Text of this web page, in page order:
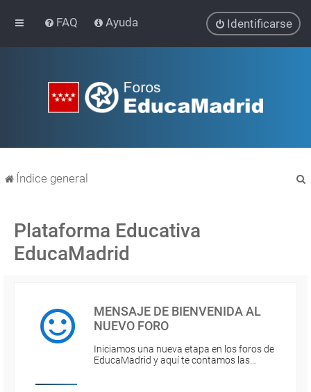
FAQ Ayuda Identificarse
Índice general
Plataforma Educativa
EducaMadrid
MENSAJE DE BIENVENIDA AL
NUEVO FORO
Iniciamos una nueva etapa en los foros de
EducaMadrid y aquí te contamos las…